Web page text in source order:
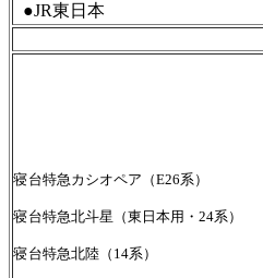
●JR東日本
寝台特急カシオペア（E26系）
寝台特急北斗星（東日本用・24系）
寝台特急北陸（14系）